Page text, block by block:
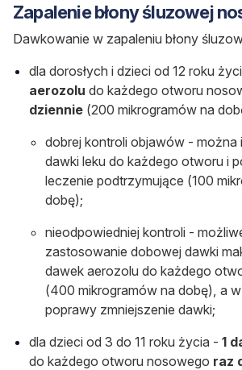
Zapalenie błony śluzowej
Dawkowanie w zapaleniu błony
dla dorosłych i dzieci od 12 roku
aerozolu do każdego otworu
dziennie (200 mikrogramów na
dobrej kontroli objawów - można
dawki leku do każdego otworu i
leczenie podtrzymujące (100
dobę);
nieodpowiedniej kontroli -
zastosowanie dobowej dawki
dawek aerozolu do każdego
(400 mikrogramów na dobę) , a
poprawy zmniejszenie dawki;
dla dzieci od 3 do 11 roku życia - 1
do każdego otworu nosowego raz